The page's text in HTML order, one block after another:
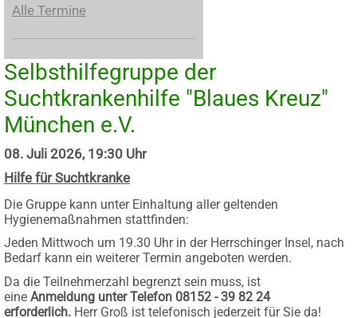
Alle Termine
Selbsthilfegruppe der
Suchtkrankenhilfe "Blaues Kreuz"
München e.V.
08. Juli 2026, 19:30 Uhr
Hilfe für Suchtkranke
Die Gruppe kann unter Einhaltung aller geltenden
Hygienemaßnahmen stattfinden:
Jeden Mittwoch um 19.30 Uhr in der Herrschinger Insel, nach
Bedarf kann ein weiterer Termin angeboten werden.
Da die Teilnehmerzahl begrenzt sein muss, ist
eine Anmeldung unter Telefon 08152 - 39 82 24
erforderlich. Herr Groß ist telefonisch jederzeit für Sie da!